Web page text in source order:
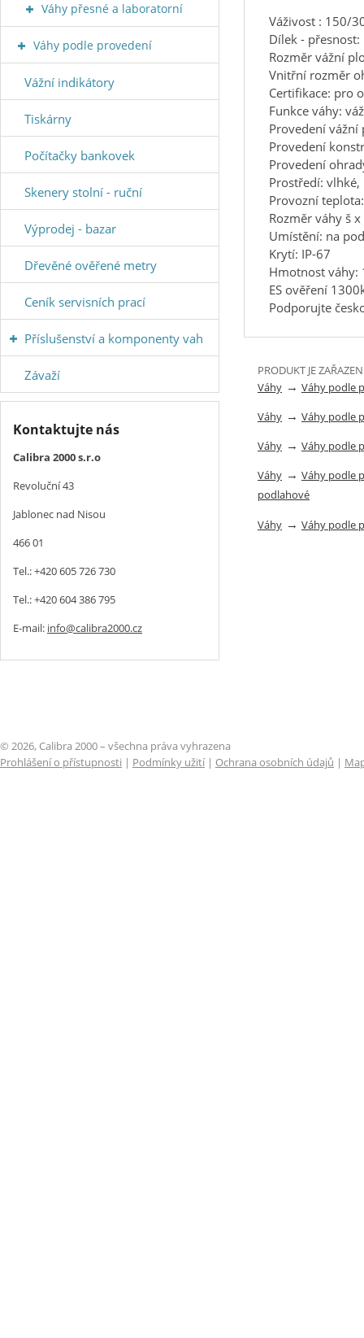
Váživost : 150/
Dílek -
Rozměr vážní
Vnitřní rozměr
Certifikace: pro
Funkce váhy:
Provedení
Provedení
Provedení
Prostředí:
Provozní
Rozměr váhy š
Umístění: na
Krytí: IP-67
Hmotnost váhy:
ES ověření
Podporujte
PRODUKT JE
Váhy → Váhy podle
Váhy → Váhy podle
Váhy → Váhy podle
Váhy → Váhy podle
podlahové
Váhy → Váhy podle
Váhy přesné a laboratorní
Váhy podle provedení
Vážní indikátory
Tiskárny
Počítačky bankovek
Skenery stolní - ruční
Výprodej - bazar
Dřevěné ověřené metry
Ceník servisních prací
Příslušenství a komponenty vah
Závaží
Kontaktujte nás
Calibra 2000 s.r.o
Revoluční 43
Jablonec nad Nisou
466 01
Tel.: +420 605 726 730
Tel.: +420 604 386 795
E-mail: info@calibra2000.cz
© 2026, Calibra 2000 – všechna práva vyhrazena
Prohlášení o přístupnosti | Podmínky užití| Ochrana osobních údajů |